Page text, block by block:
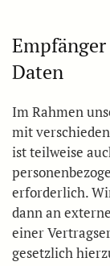
Daten
Im Rahmen
mit
ist teilweise
erforderlich.
dann an
einer
gesetzlich